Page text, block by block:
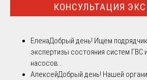
КОНСУЛЬТАЦИЯ
ЕленаДобрый день! Ищем
экспертизы состояния систем ГВС
насосов...
АлексейДобрый день! Нашей